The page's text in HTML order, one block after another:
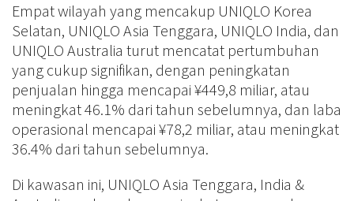
Empat wilayah yang mencakup UNIQLO Korea
Selatan, UNIQLO Asia Tenggara, UNIQLO India, dan
UNIQLO Australia turut mencatat pertumbuhan
yang cukup signifikan, dengan peningkatan
penjualan hingga mencapai ¥449,8 miliar, atau
meningkat 46.1% dari tahun sebelumnya, dan laba
operasional mencapai ¥78,2 miliar, atau meningkat
36.4% dari tahun sebelumnya.
Di kawasan ini, UNIQLO Asia Tenggara, India &